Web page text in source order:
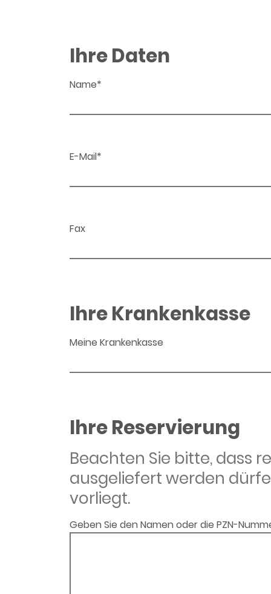
Ihre Daten
Name*
E-Mail*
Fax
Ihre Krankenkasse
Meine Krankenkasse
Ihre Reservierung
Beachten Sie bitte, dass
ausgeliefert werden
vorliegt.
Geben Sie den Namen oder die PZN-